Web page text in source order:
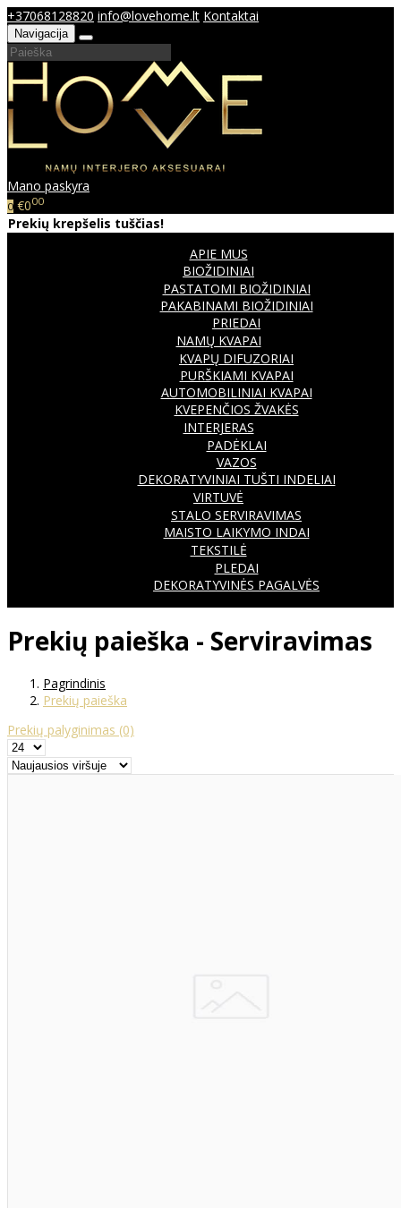
+37068128820 info@lovehome.lt Kontaktai
Navigacija
Mano paskyra
0 €000
Prekių krepšelis tuščias!
APIE MUS
BIOŽIDINIAI
PASTATOMI BIOŽIDINIAI
PAKABINAMI BIOŽIDINIAI
PRIEDAI
NAMŲ KVAPAI
KVAPŲ DIFUZORIAI
PURŠKIAMI KVAPAI
AUTOMOBILINIAI KVAPAI
KVEPENČIOS ŽVAKĖS
INTERJERAS
PADĖKLAI
VAZOS
DEKORATYVINIAI TUŠTI INDELIAI
VIRTUVĖ
STALO SERVIRAVIMAS
MAISTO LAIKYMO INDAI
TEKSTILĖ
PLEDAI
DEKORATYVINĖS PAGALVĖS
Prekių paieška - Serviravimas
Pagrindinis
Prekių paieška
Prekių palyginimas (0)